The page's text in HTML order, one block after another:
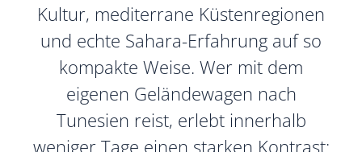
Kultur, mediterrane Küstenregionen
und echte Sahara-Erfahrung auf so
kompakte Weise. Wer mit dem
eigenen Geländewagen nach
Tunesien reist, erlebt innerhalb
weniger Tage einen starken Kontrast: